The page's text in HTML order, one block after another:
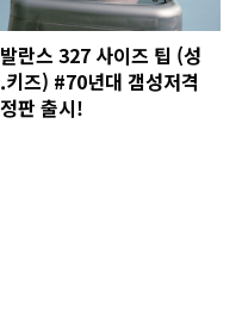
란스 327 사이즈 팁 (성
키즈) #70년대 갬성저격
판 출시!